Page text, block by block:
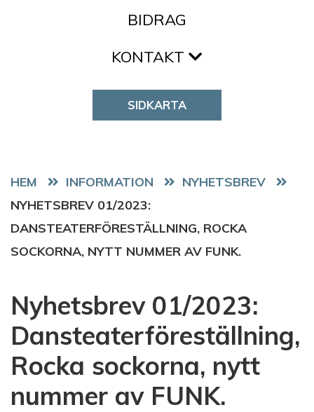
BIDRAG
KONTAKT
SIDKARTA
HEM
NYHETSBREV
NYHETSBREV 01/2023:
DANSTEATERFÖRESTÄLLNING, ROCKA
SOCKORNA, NYTT NUMMER AV FUNK.
Nyhetsbrev 01/2023:
Dansteaterföreställning,
Rocka sockorna, nytt
nummer av FUNK.